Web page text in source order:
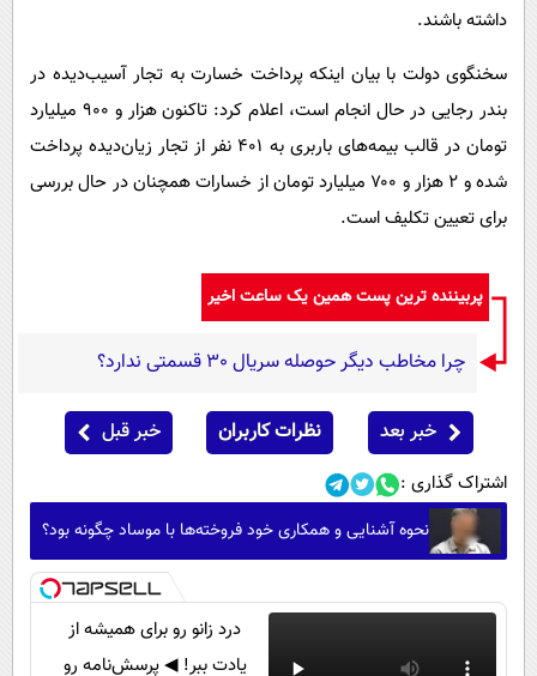
داشته باشند.
سخنگوی دولت با بیان اینکه پرداخت خسارت به تجار آسیب‌دیده در
بندر رجایی در حال انجام است، اعلام کرد: تاکنون هزار و ۹۰۰ میلیارد
تومان در قالب بیمه‌های باربری به ۴۰۱ نفر از تجار زیان‌دیده پرداخت
شده و ۲ هزار و ۷۰۰ میلیارد تومان از خسارات همچنان در حال بررسی
برای تعیین تکلیف است.
پربیننده ترین پست همین یک ساعت اخیر
چرا مخاطب دیگر حوصله سریال 30 قسمتی ندارد؟
خبر بعد نظرات کاربران خبر قبل
اشتراک گذاری :
نحوه آشنایی و همکاری خود فروخته‌ها با موساد چگونه بود؟
درد زانو رو برای همیشه از
یادت ببر! ◀ پرسش‌نامه رو